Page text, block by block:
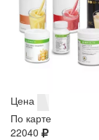
Цена
По карте
22040